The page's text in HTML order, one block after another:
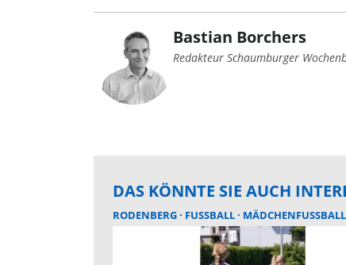
Bastian Borchers
Redakteur Schaumburger
DAS KÖNNTE SIE AUCH
RODENBERG FUSSBALL MÄDCHENFUSSBALL